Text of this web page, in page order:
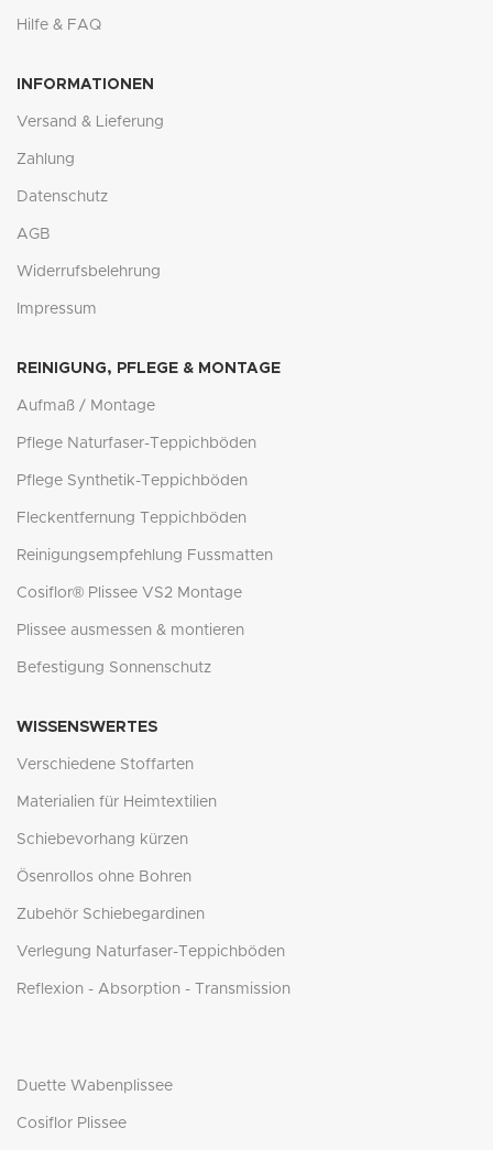
Hilfe & FAQ
INFORMATIONEN
Versand & Lieferung
Zahlung
Datenschutz
AGB
Widerrufsbelehrung
Impressum
REINIGUNG, PFLEGE & MONTAGE
Aufmaß / Montage
Pflege Naturfaser-Teppichböden
Pflege Synthetik-Teppichböden
Fleckentfernung Teppichböden
Reinigungsempfehlung Fussmatten
Cosiflor® Plissee VS2 Montage
Plissee ausmessen & montieren
Befestigung Sonnenschutz
WISSENSWERTES
Verschiedene Stoffarten
Materialien für Heimtextilien
Schiebevorhang kürzen
Ösenrollos ohne Bohren
Zubehör Schiebegardinen
Verlegung Naturfaser-Teppichböden
Reflexion - Absorption - Transmission
Duette Wabenplissee
Cosiflor Plissee